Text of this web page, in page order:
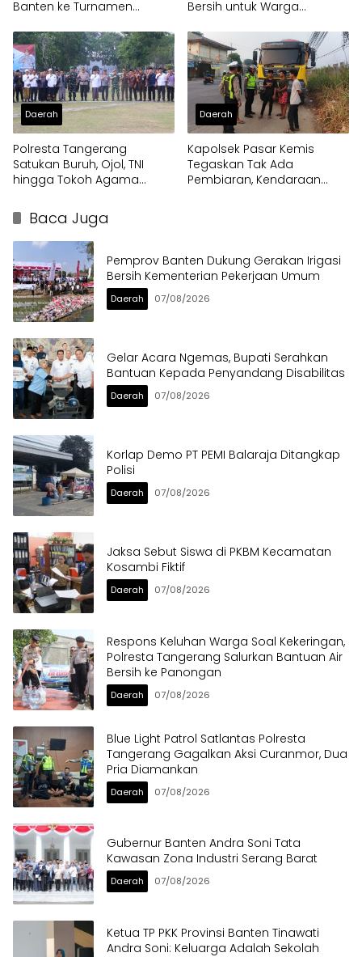
Banten ke Turnamen
Bersih untuk Warga
Daerah
Polresta Tangerang
Satukan Buruh, Ojol, TNI
hingga Tokoh Agama
Daerah
Kapolsek Pasar Kemis
Tegaskan Tak Ada
Pembiaran, Kendaraan
Baca Juga
Pemprov Banten Dukung Gerakan Irigasi
Bersih Kementerian Pekerjaan Umum
Daerah 07/08/2026
Gelar Acara Ngemas, Bupati Serahkan
Bantuan Kepada Penyandang Disabilitas
Daerah 07/08/2026
Korlap Demo PT PEMI Balaraja Ditangkap
Polisi
Daerah 07/08/2026
Jaksa Sebut Siswa di PKBM Kecamatan
Kosambi Fiktif
Daerah 07/08/2026
Respons Keluhan Warga Soal Kekeringan,
Polresta Tangerang Salurkan Bantuan Air
Bersih ke Panongan
Daerah 07/08/2026
Blue Light Patrol Satlantas Polresta
Tangerang Gagalkan Aksi Curanmor, Dua
Pria Diamankan
Daerah 07/08/2026
Gubernur Banten Andra Soni Tata
Kawasan Zona Industri Serang Barat
Daerah 07/08/2026
Ketua TP PKK Provinsi Banten Tinawati
Andra Soni: Keluarga Adalah Sekolah